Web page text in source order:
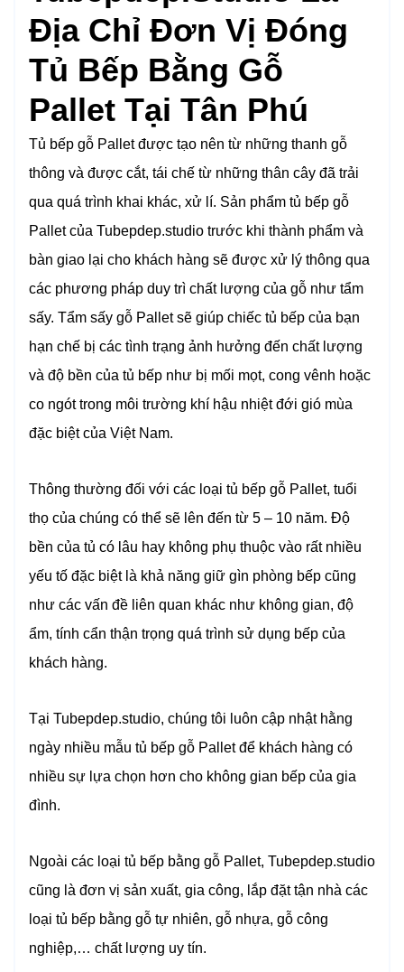
Địa Chỉ Đơn Vị Đóng
Tủ Bếp Bằng Gỗ
Pallet Tại Tân Phú
Tủ bếp gỗ Pallet được tạo nên từ những thanh gỗ
thông và được cắt, tái chế từ những thân cây đã trải
qua quá trình khai khác, xử lí. Sản phẩm tủ bếp gỗ
Pallet của Tubepdep.studio trước khi thành phẩm và
bàn giao lại cho khách hàng sẽ được xử lý thông qua
các phương pháp duy trì chất lượng của gỗ như tẩm
sấy. Tẩm sấy gỗ Pallet sẽ giúp chiếc tủ bếp của bạn
hạn chế bị các tình trạng ảnh hưởng đến chất lượng
và độ bền của tủ bếp như bị mối mọt, cong vênh hoặc
co ngót trong môi trường khí hậu nhiệt đới gió mùa
đặc biệt của Việt Nam.
Thông thường đối với các loại tủ bếp gỗ Pallet, tuổi
thọ của chúng có thể sẽ lên đến từ 5 – 10 năm. Độ
bền của tủ có lâu hay không phụ thuộc vào rất nhiều
yếu tố đặc biệt là khả năng giữ gìn phòng bếp cũng
như các vấn đề liên quan khác như không gian, độ
ẩm, tính cẩn thận trọng quá trình sử dụng bếp của
khách hàng.
Tại Tubepdep.studio, chúng tôi luôn cập nhật hằng
ngày nhiều mẫu tủ bếp gỗ Pallet để khách hàng có
nhiều sự lựa chọn hơn cho không gian bếp của gia
đình.
Ngoài các loại tủ bếp bằng gỗ Pallet, Tubepdep.studio
cũng là đơn vị sản xuất, gia công, lắp đặt tận nhà các
loại tủ bếp bằng gỗ tự nhiên, gỗ nhựa, gỗ công
nghiệp,… chất lượng uy tín.